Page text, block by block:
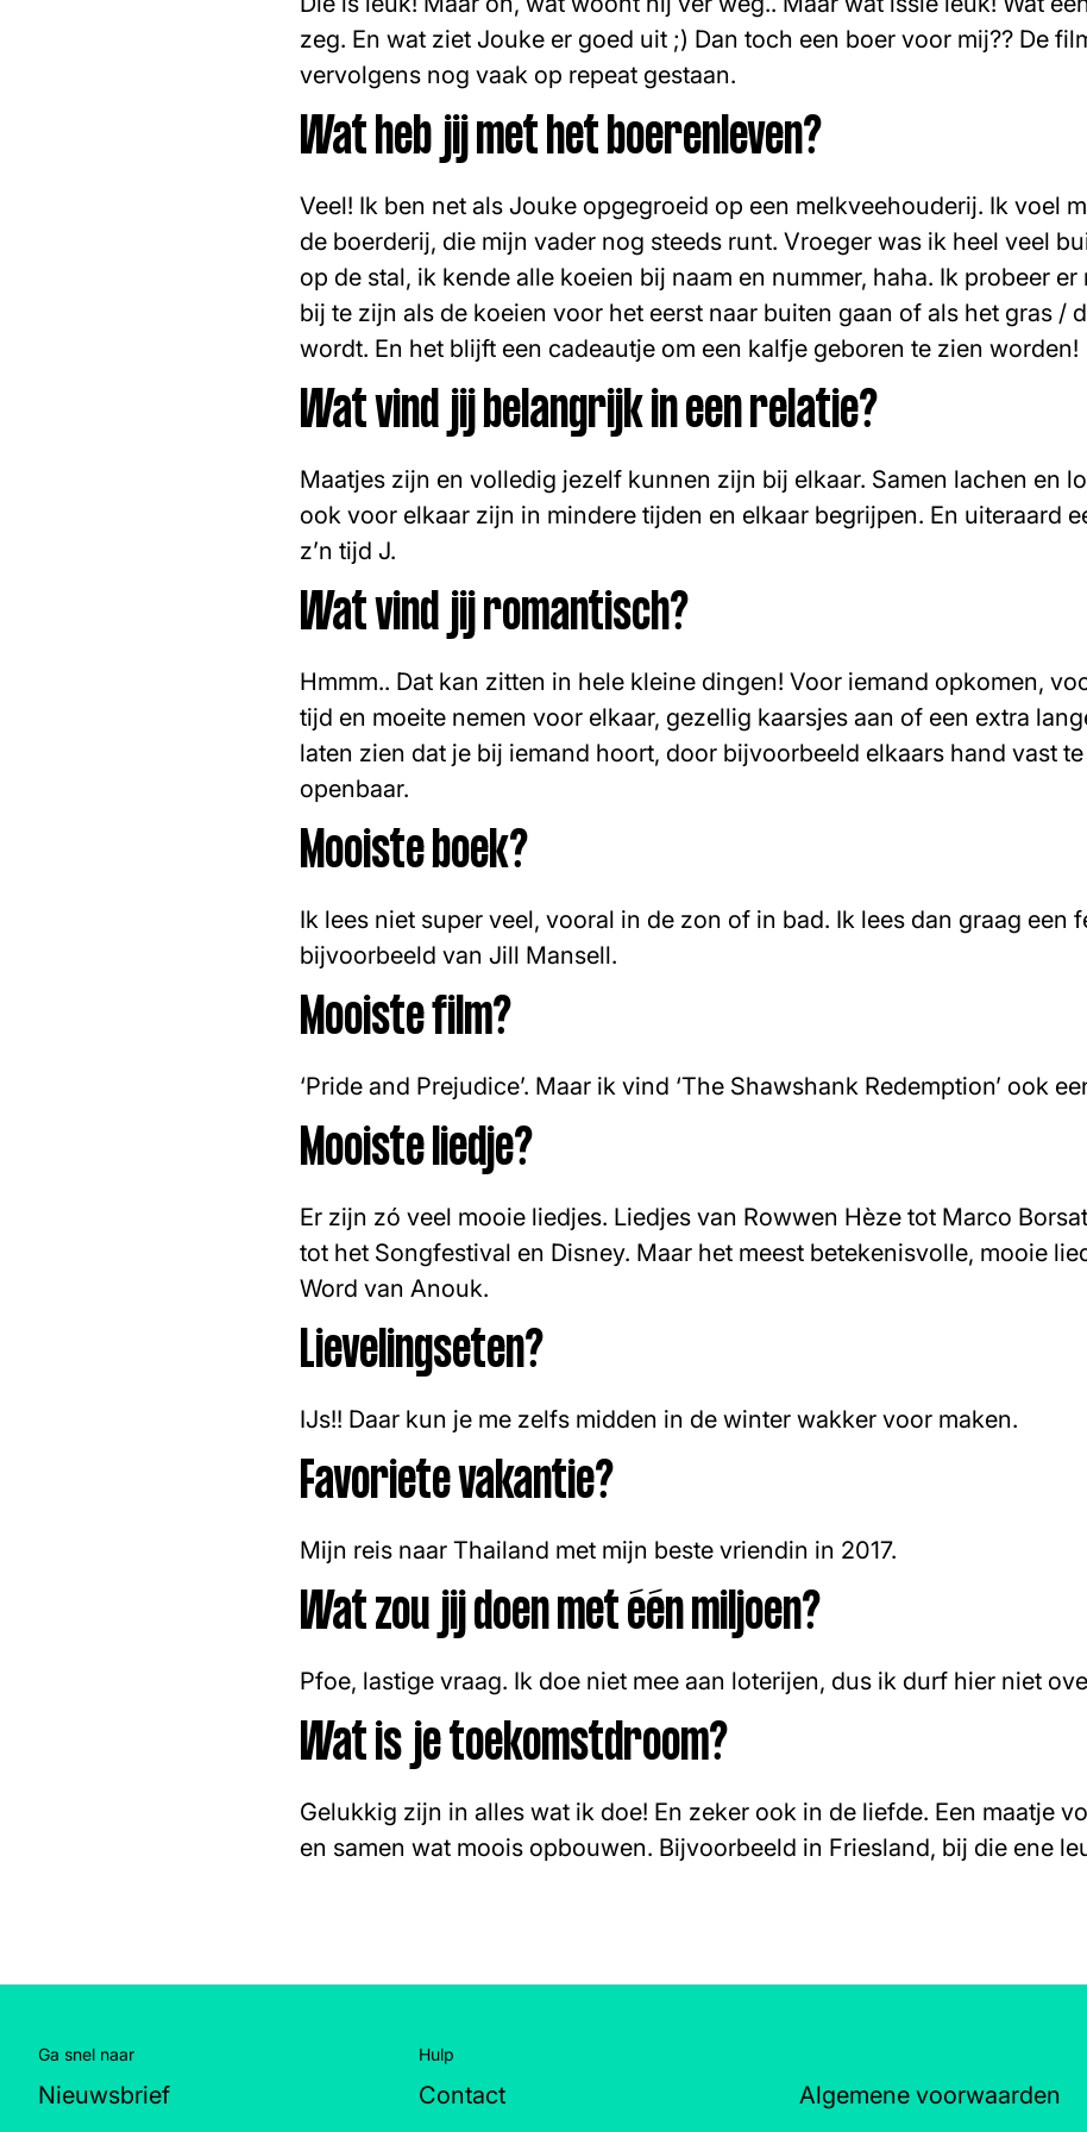
Schrijf je
zeg. En wat ziet Jouke er goed uit ;) Dan toch een boer voor mij?? De
vervolgens nog vaak op repeat gestaan.
Wat heb jij met het boerenleven?
Veel! Ik ben net als Jouke opgegroeid op een melkveehouderij. Ik voel
de boerderij, die mijn vader nog steeds runt. Vroeger was ik heel veel
op de stal, ik kende alle koeien bij naam en nummer, haha. Ik probeer
bij te zijn als de koeien voor het eerst naar buiten gaan of als het gras /
wordt. En het blijft een cadeautje om een kalfje geboren te zien worden!
Wat vind jij belangrijk in een relatie?
Maatjes zijn en volledig jezelf kunnen zijn bij elkaar. Samen lachen en
ook voor elkaar zijn in mindere tijden en elkaar begrijpen. En uiteraard
z’n tijd J.
Wat vind jij romantisch?
Hmmm.. Dat kan zitten in hele kleine dingen! Voor iemand opkomen,
tijd en moeite nemen voor elkaar, gezellig kaarsjes aan of een extra
laten zien dat je bij iemand hoort, door bijvoorbeeld elkaars hand vast
openbaar.
Mooiste boek?
Ik lees niet super veel, vooral in de zon of in bad. Ik lees dan graag een
bijvoorbeeld van Jill Mansell.
Mooiste film?
‘Pride and Prejudice’. Maar ik vind ‘The Shawshank Redemption’ ook
Mooiste liedje?
Er zijn zó veel mooie liedjes. Liedjes van Rowwen Hèze tot Marco
tot het Songfestival en Disney. Maar het meest betekenisvolle, mooie
Word van Anouk.
Lievelingseten?
IJs!! Daar kun je me zelfs midden in de winter wakker voor maken.
Favoriete vakantie?
Mijn reis naar Thailand met mijn beste vriendin in 2017.
Wat zou jij doen met één miljoen?
Pfoe, lastige vraag. Ik doe niet mee aan loterijen, dus ik durf hier niet
Wat is je toekomstdroom?
Gelukkig zijn in alles wat ik doe! En zeker ook in de liefde. Een maatje
en samen wat moois opbouwen. Bijvoorbeeld in Friesland, bij die ene
Ga snel naar
Nieuwsbrief
Hulp
Contact
Algemene voorwaarden